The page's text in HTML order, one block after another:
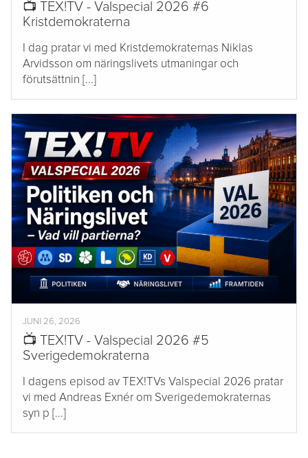
📺 TEX!TV - Valspecial 2026 #6
Kristdemokraterna
I dag pratar vi med Kristdemokraternas Niklas
Arvidsson om näringslivets utmaningar och
förutsättnin [...]
JUNI 26, 2026
📺 TEX!TV - Valspecial 2026 #5
Sverigedemokraterna
I dagens episod av TEX!TVs Valspecial 2026 pratar
vi med Andreas Exnér om Sverigedemokraternas
syn p [...]